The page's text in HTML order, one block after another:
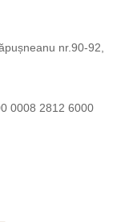
nr.90-92,
0008 2812 6000